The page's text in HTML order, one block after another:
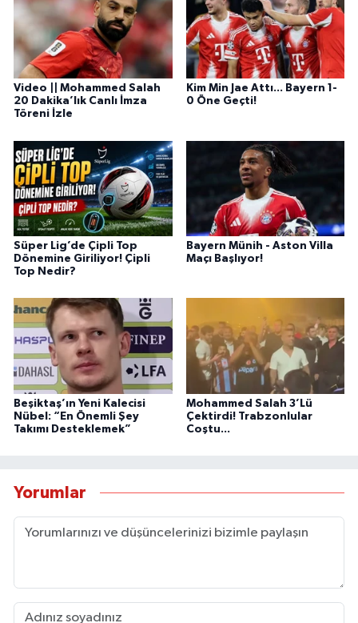
Video || Mohammed Salah
20 Dakika’lık Canlı İmza
Töreni İzle
Kim Min Jae Attı... Bayern 1-
0 Öne Geçti!
Süper Lig’de Çipli Top
Dönemine Giriliyor! Çipli
Top Nedir?
Bayern Münih - Aston Villa
Maçı Başlıyor!
Beşiktaş’ın Yeni Kalecisi
Nübel: “En Önemli Şey
Takımı Desteklemek”
Mohammed Salah 3’Lü
Çektirdi! Trabzonlular
Coştu...
Yorumlar